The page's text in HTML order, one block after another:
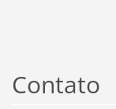
Contato